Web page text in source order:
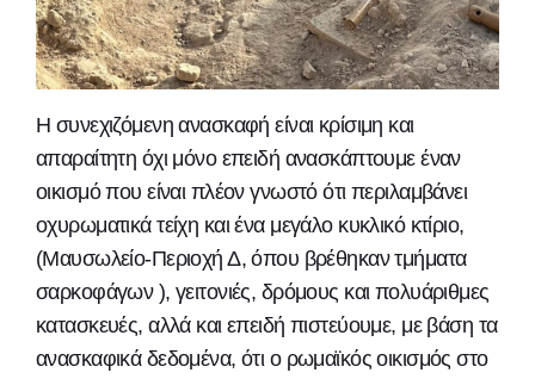
Η συνεχιζόμενη ανασκαφή είναι κρίσιμη και
απαραίτητη όχι μόνο επειδή ανασκάπτουμε έναν
οικισμό που είναι πλέον γνωστό ότι περιλαμβάνει
οχυρωματικά τείχη και ένα μεγάλο κυκλικό κτίριο,
(Μαυσωλείο-Περιοχή Δ, όπου βρέθηκαν τμήματα
σαρκοφάγων ), γειτονιές, δρόμους και πολυάριθμες
κατασκευές, αλλά και επειδή πιστεύουμε, με βάση τα
ανασκαφικά δεδομένα, ότι ο ρωμαϊκός οικισμός στο